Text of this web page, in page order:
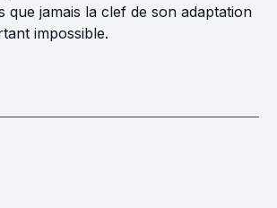
que jamais la clef de son adaptation
impossible.